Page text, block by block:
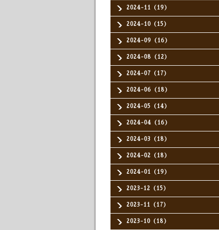
2024-11（19）
2024-10（15）
2024-09（16）
2024-08（12）
2024-07（17）
2024-06（18）
2024-05（14）
2024-04（16）
2024-03（18）
2024-02（18）
2024-01（19）
2023-12（15）
2023-11（17）
2023-10（18）